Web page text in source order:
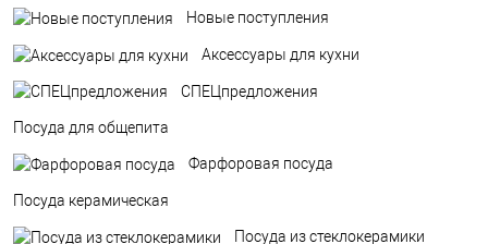
Новые поступления
Аксессуары для кухни
СПЕЦпредложения
Посуда для общепита
Фарфоровая посуда
Посуда керамическая
Посуда из стеклокерамики